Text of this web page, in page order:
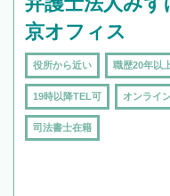
京オフィス
役所から近い 職歴20年以
19時以降TEL可 オンライ
司法書士在籍